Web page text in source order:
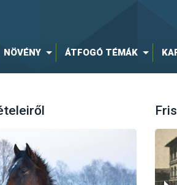
NÖVÉNY ÁTFOGÓ TÉMÁK